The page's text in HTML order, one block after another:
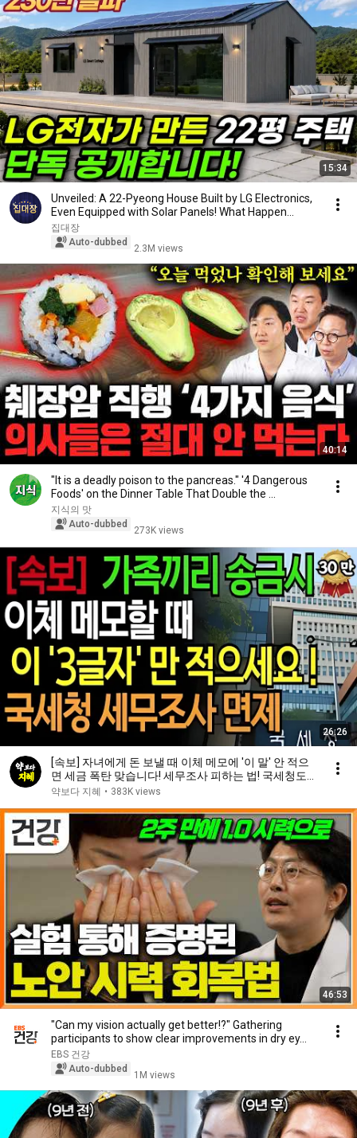
15:34
Unveiled: A 22-Pyeong House Built by LG Electronics,
Even Equipped with Solar Panels! What Happen...
집대장
Auto-dubbed
2.3M views
40:14
"It is a deadly poison to the pancreas." '4 Dangerous
Foods' on the Dinner Table That Double the ...
지식의 맛
Auto-dubbed
273K views
26:26
[속보] 자녀에게 돈 보낼 때 이체 메모에 '이 말' 안 적으
면 세금 폭탄 맞습니다! 세무조사 피하는 법! 국세청도
인정하는 작성법 공개 | 인생지혜 | 행복노후 | 오디오북
약보다 지혜 • 383K views
46:53
"Can my vision actually get better!?" Gathering
participants to show clear improvements in dry ey...
EBS 건강
Auto-dubbed
1M views